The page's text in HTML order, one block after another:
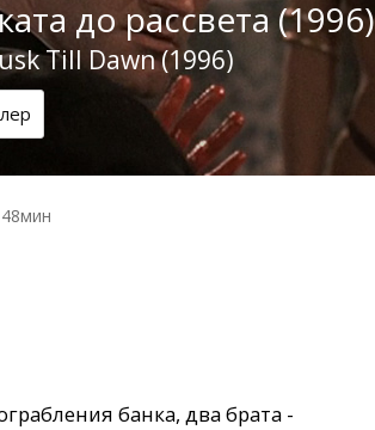
до рассвета (1996)
Till Dawn (1996)
банка, два брата -